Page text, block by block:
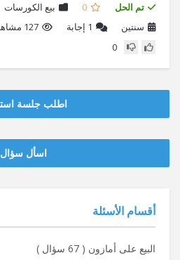
تم الحل 0 بيع الكورسات
سنتين
1 إجابة
127 مشاهدات
0
اطلب جلسة
‫‫اسأل سؤال
أقسام الأسئلة
البيع على أمازون ( 67 سؤال )